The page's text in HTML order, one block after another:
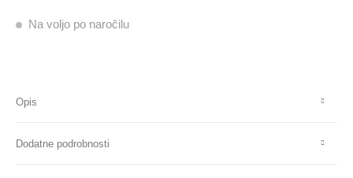
Na voljo po naročilu
Opis
Dodatne podrobnosti